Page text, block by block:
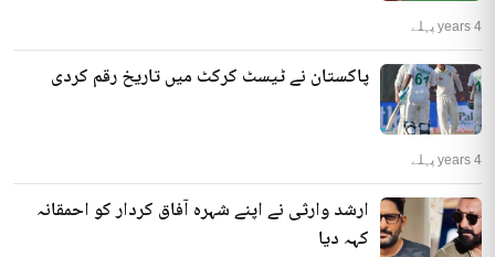
4 years پہلے
پاکستان نے ٹیسٹ کرکٹ میں تاریخ رقم کردی
4 years پہلے
ارشد وارثی نے اپنے شہرہ آفاق کردار کو احمقانہ
کہہ دیا